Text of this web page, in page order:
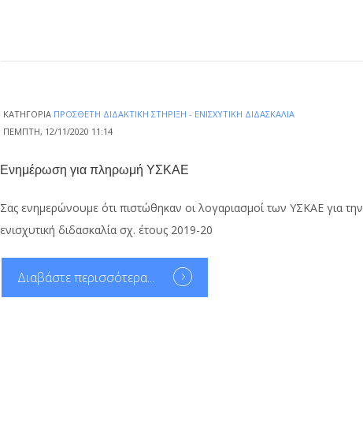
ΚΑΤΗΓΟΡΊΑ ΠΡΌΣΘΕΤΗ ΔΙΔΑΚΤΙΚΉ ΣΤΉΡΙΞΗ - ΕΝΙΣΧΥΤΙΚΉ ΔΙΔΑΣΚΑΛΊΑ
ΠΈΜΠΤΗ, 12/11/2020 11:14
Ενημέρωση για πληρωμή ΥΣΚΑΕ
Σας ενημερώνουμε ότι πιστώθηκαν οι λογαριασμοί των ΥΣΚΑΕ για την
ενισχυτική διδασκαλία σχ. έτους 2019-20
Διαβάστε περισσότερα...